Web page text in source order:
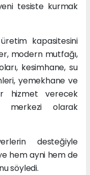
tesiste kurmak
kapasitesini
modern mutfağı,
kesimhane, su
yemekhane ve
hizmet verecek
merkezi olarak
desteğiyle
hem ayni hem de
söyledi.